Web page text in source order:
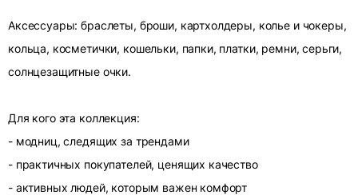
Аксессуары: браслеты, броши, картхолдеры, колье и чокеры,
кольца, косметички, кошельки, папки, платки, ремни, серьги,
солнцезащитные очки.
Для кого эта коллекция:
- модниц, следящих за трендами
- практичных покупателей, ценящих качество
- активных людей, которым важен комфорт